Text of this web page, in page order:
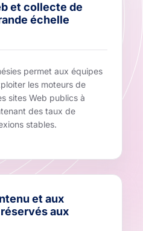
et collecte de
échelle
permet aux équipes
les moteurs de
sites Web publics à
des taux de
stables.
et aux
aux